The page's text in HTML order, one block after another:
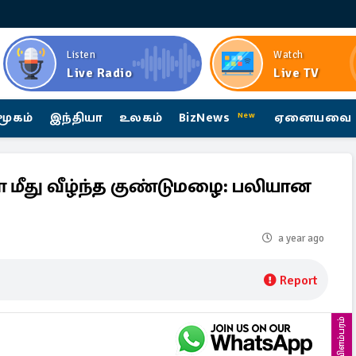
Listen
Live Radio
Watch
Live TV
இந்தியா உலகம் BizNews New ஏனையவை
மீது வீழ்ந்த குண்டுமழை: பலியான
a year ago
Report
விளம்பரம்